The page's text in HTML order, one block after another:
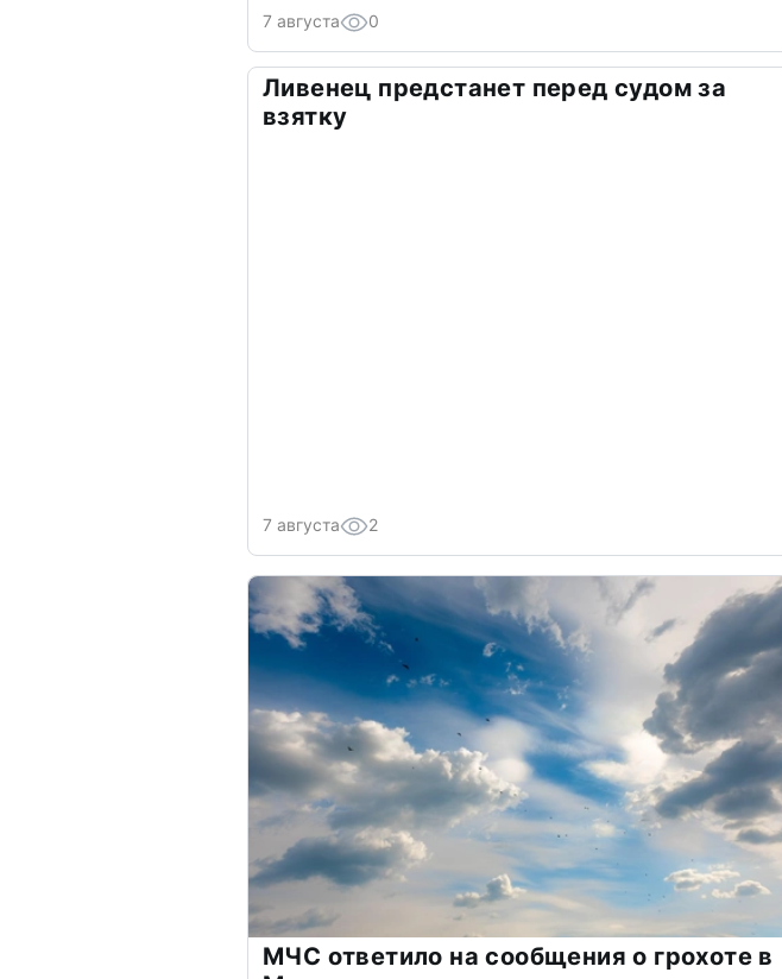
7 августа 0
Ливенец предстанет перед судом за
взятку
7 августа 2
МЧС ответило на сообщения о грохоте в